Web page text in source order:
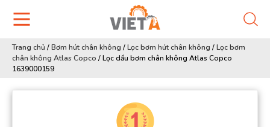
Trang chủ /Bơm hút chân không /Lọc bơm hút chân không /Lọc bơm
chân không Atlas Copco /Lọc dầu bơm chân không Atlas Copco
1639000159